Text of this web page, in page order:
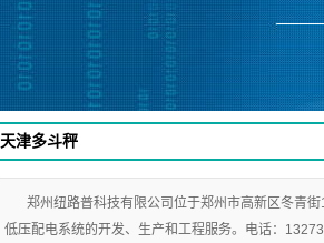
天津多斗秤
郑州纽路普科技有限公司位于郑州市高新区冬青
低压配电系统的开发、生产和工程服务。电话：